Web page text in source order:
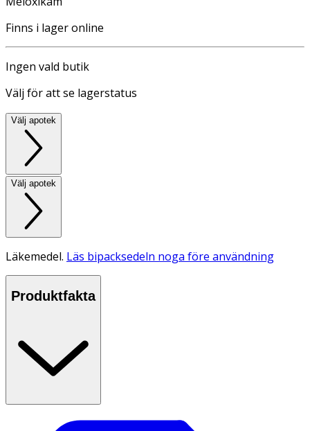
Finns i lager online
Ingen vald butik
Välj för att se lagerstatus
Välj apotek
Välj apotek
Läkemedel. Läs bipacksedeln noga före användning
Produktfakta